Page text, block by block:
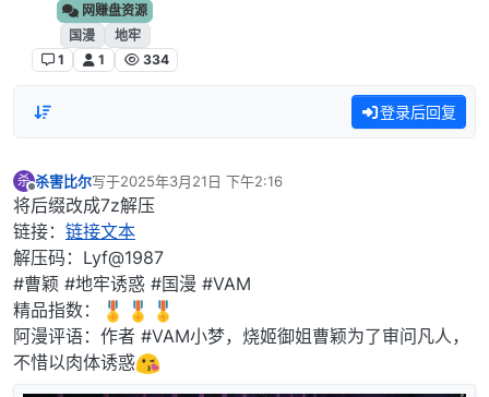
网赚盘资源
国漫
地牢
1
1 334
登录后回复
杀
离线
杀害比尔写于2025年3月21日 下午2:16
最后由 编辑
将后缀改成7z解压
链接： 链接文本
解压码：Lyf@1987
#曹颖 #地牢诱惑 #国漫 #VAM
精品指数：
阿漫评语：作者 #VAM小梦，烧姬御姐曹颖为了审问凡人，
不惜以肉体诱惑